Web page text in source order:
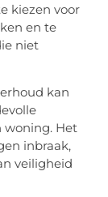
kiezen voor
en te
niet
kan
woning. Het
inbraak,
veiligheid